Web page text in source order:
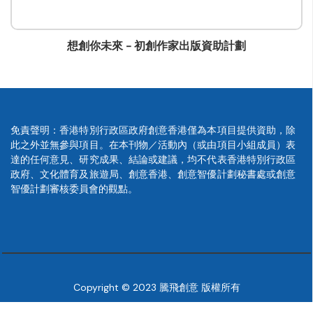
想創你未來 - 初創作家出版資助計劃
免責聲明：香港特別行政區政府創意香港僅為本項目提供資助，除
此之外並無參與項目。在本刊物／活動內（或由項目小組成員）表
達的任何意見、研究成果、結論或建議，均不代表香港特別行政區
政府、文化體育及旅遊局、創意香港、創意智優計劃秘書處或創意
智優計劃審核委員會的觀點。
Copyright © 2023 騰飛創意 版權所有